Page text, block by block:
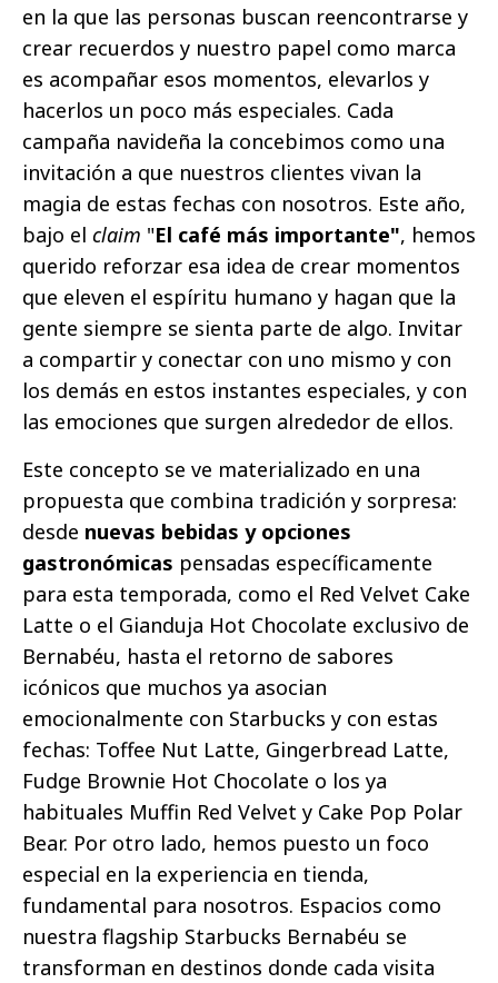
en la que las personas buscan reencontrarse y
crear recuerdos y nuestro papel como marca
es acompañar esos momentos, elevarlos y
hacerlos un poco más especiales. Cada
campaña navideña la concebimos como una
invitación a que nuestros clientes vivan la
magia de estas fechas con nosotros. Este año,
bajo el claim "El café más importante", hemos
querido reforzar esa idea de crear momentos
que eleven el espíritu humano y hagan que la
gente siempre se sienta parte de algo. Invitar
a compartir y conectar con uno mismo y con
los demás en estos instantes especiales, y con
las emociones que surgen alrededor de ellos.
Este concepto se ve materializado en una
propuesta que combina tradición y sorpresa:
desde nuevas bebidas y opciones
gastronómicas pensadas específicamente
para esta temporada, como el Red Velvet Cake
Latte o el Gianduja Hot Chocolate exclusivo de
Bernabéu, hasta el retorno de sabores
icónicos que muchos ya asocian
emocionalmente con Starbucks y con estas
fechas: Toffee Nut Latte, Gingerbread Latte,
Fudge Brownie Hot Chocolate o los ya
habituales Muffin Red Velvet y Cake Pop Polar
Bear. Por otro lado, hemos puesto un foco
especial en la experiencia en tienda,
fundamental para nosotros. Espacios como
nuestra flagship Starbucks Bernabéu se
transforman en destinos donde cada visita